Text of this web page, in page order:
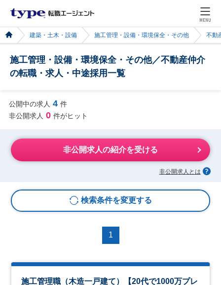
MENU
建築・土木・設備 施工管理・設備・環境保全・その他 不動
施工管理・設備・環境保全・その他／不動産仲介
の転職・求人・中途採用一覧
公開中の求人 4 件
非公開求人 0 件がヒット
非公開求人の紹介を受ける
非公開求人とは
検索条件を変更する
1
施工管理職（木造一戸建て）【20代で1000万プレ